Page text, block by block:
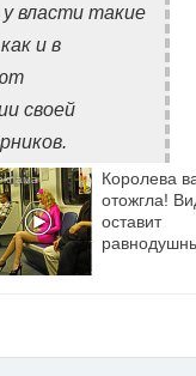
власти такие
и в
своей
Королева
отожгла!
оставит